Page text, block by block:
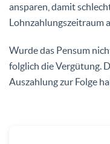
ansparen, damit
Lohnzahlungszeitraum
Wurde das Pensum
folglich die Vergütung.
Auszahlung zur Folge